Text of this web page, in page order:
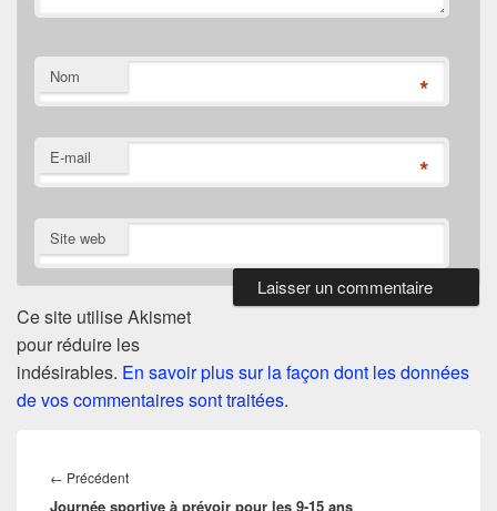
Nom *
E-mail *
Site web
Ce site utilise Akismet
pour réduire les
indésirables. En savoir plus sur la façon dont les données
de vos commentaires sont traitées.
de
l’article
← PrécédentArticle
précédent :
Journée sportive à prévoir pour les 9-15 ans